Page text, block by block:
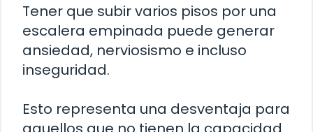
Tener que subir varios pisos por una
escalera empinada puede generar
ansiedad, nerviosismo e incluso
inseguridad.
Esto representa una desventaja para